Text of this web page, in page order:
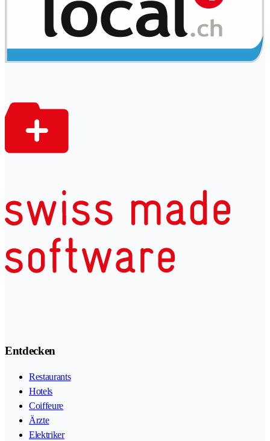
Entdecken
Restaurants
Hotels
Coiffeure
Ärzte
Elektriker